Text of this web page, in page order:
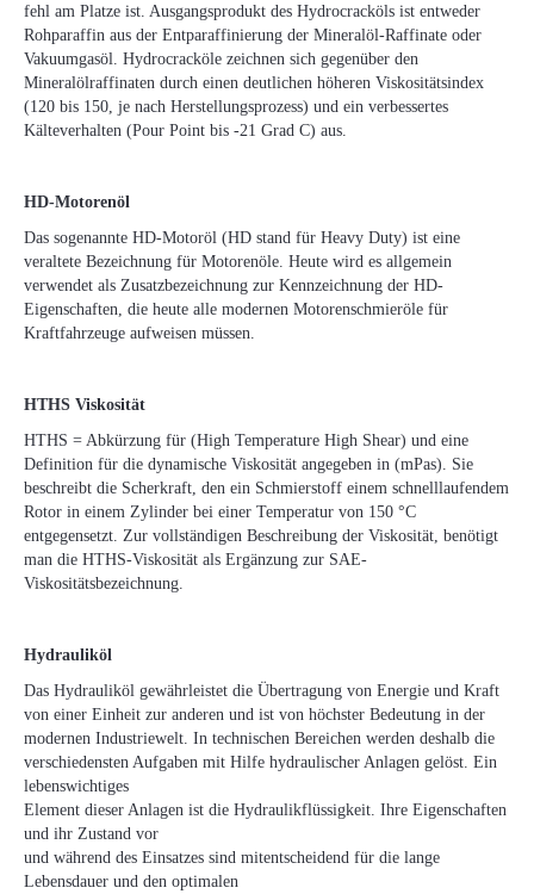
fehl am Platze ist. Ausgangsprodukt des Hydrocracköls ist entweder
Rohparaffin aus der Entparaffinierung der Mineralöl-Raffinate oder
Vakuumgasöl. Hydrocracköle zeichnen sich gegenüber den
Mineralölraffinaten durch einen deutlichen höheren Viskositätsindex
(120 bis 150, je nach Herstellungsprozess) und ein verbessertes
Kälteverhalten (Pour Point bis -21 Grad C) aus.
HD-Motorenöl
Das sogenannte HD-Motoröl (HD stand für Heavy Duty) ist eine
veraltete Bezeichnung für Motorenöle. Heute wird es allgemein
verwendet als Zusatzbezeichnung zur Kennzeichnung der HD-
Eigenschaften, die heute alle modernen Motorenschmieröle für
Kraftfahrzeuge aufweisen müssen.
HTHS Viskosität
HTHS = Abkürzung für (High Temperature High Shear) und eine
Definition für die dynamische Viskosität angegeben in (mPas). Sie
beschreibt die Scherkraft, den ein Schmierstoff einem schnelllaufendem
Rotor in einem Zylinder bei einer Temperatur von 150 °C
entgegensetzt. Zur vollständigen Beschreibung der Viskosität, benötigt
man die HTHS-Viskosität als Ergänzung zur SAE-
Viskositätsbezeichnung.
Hydrauliköl
Das Hydrauliköl gewährleistet die Übertragung von Energie und Kraft
von einer Einheit zur anderen und ist von höchster Bedeutung in der
modernen Industriewelt. In technischen Bereichen werden deshalb die
verschiedensten Aufgaben mit Hilfe hydraulischer Anlagen gelöst. Ein
lebenswichtiges
Element dieser Anlagen ist die Hydraulikflüssigkeit. Ihre Eigenschaften
und ihr Zustand vor
und während des Einsatzes sind mitentscheidend für die lange
Lebensdauer und den optimalen